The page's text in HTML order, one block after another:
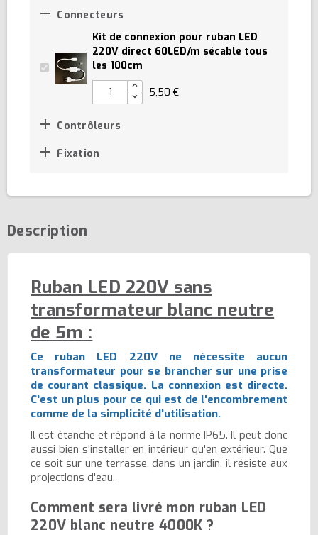
 Connecteurs
Kit de connexion pour ruban LED
220V direct 60LED/m sécable tous
les 100cm
5,50 €
 Contrôleurs
 Fixation
Description
Ruban LED 220V sans
transformateur blanc neutre
de 5m :
Ce ruban LED 220V ne nécessite aucun
transformateur pour se brancher sur une prise
de courant classique. La connexion est directe.
C'est un plus pour ce qui est de l'encombrement
comme de la simplicité d'utilisation.
Il est étanche et répond à la norme IP65. Il peut donc
aussi bien s'installer en intérieur qu'en extérieur. Que
ce soit sur une terrasse, dans un jardin, il résiste aux
projections d'eau.
Comment sera livré mon ruban LED
220V blanc neutre 4000K ?